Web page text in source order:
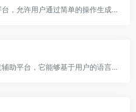
一个基于AI技术的艺术创作平台，允许用户通过简单的操作生成独特的艺术作品
百度推出的一款AI艺术和创意辅助平台，它能够基于用户的语言描述生成相应的创意画作